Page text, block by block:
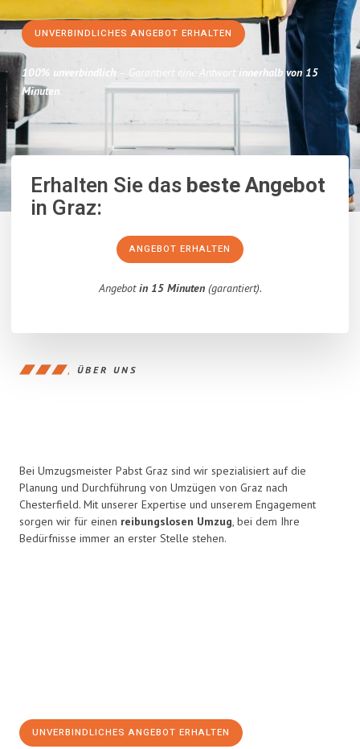
UNVERBINDLICHES ANGEBOT ERHALTEN
100% unverbindlich – Garantiert eine Antwort innerhalb von 15
Minuten.
Erhalten Sie dasbeste Angebot
in Graz:
ANGEBOT ERHALTEN
Angebotin 15 Minuten(garantiert).
ÜBER UNS
Bei Umzugsmeister Pabst Graz sind wir spezialisiert auf die
Planung und Durchführung von Umzügen von Graz nach
Chesterfield. Mit unserer Expertise und unserem Engagement
sorgen wir für einen reibungslosen Umzug, bei dem Ihre
Bedürfnisse immer an erster Stelle stehen.
UNVERBINDLICHES ANGEBOT ERHALTEN